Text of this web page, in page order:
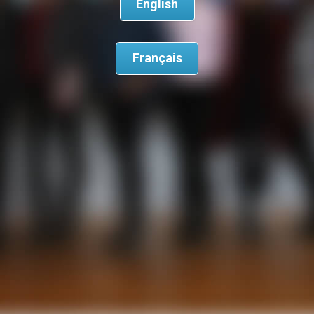
English
Français